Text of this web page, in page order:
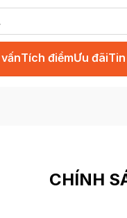
Tích điểmƯu đãi
CHÍNH